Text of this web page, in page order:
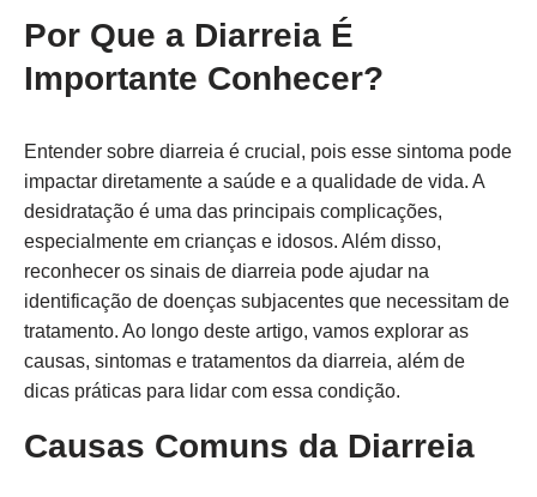
Por Que a Diarreia É
Importante Conhecer?
Entender sobre diarreia é crucial, pois esse sintoma pode
impactar diretamente a saúde e a qualidade de vida. A
desidratação é uma das principais complicações,
especialmente em crianças e idosos. Além disso,
reconhecer os sinais de diarreia pode ajudar na
identificação de doenças subjacentes que necessitam de
tratamento. Ao longo deste artigo, vamos explorar as
causas, sintomas e tratamentos da diarreia, além de
dicas práticas para lidar com essa condição.
Causas Comuns da Diarreia